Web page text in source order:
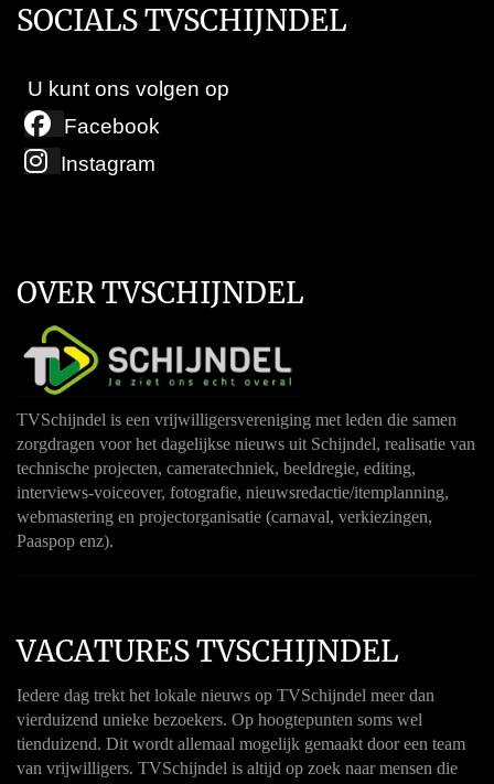
SOCIALS TVSCHIJNDEL
U kunt ons volgen op
Facebook
Instagram
OVER TVSCHIJNDEL
TVSchijndel is een vrijwilligersvereniging met leden die samen
zorgdragen voor het dagelijkse nieuws uit Schijndel, realisatie van
technische projecten, cameratechniek, beeldregie, editing,
interviews-voiceover, fotografie, nieuwsredactie/itemplanning,
webmastering en projectorganisatie (carnaval, verkiezingen,
Paaspop enz).
VACATURES TVSCHIJNDEL
Iedere dag trekt het lokale nieuws op TVSchijndel meer dan
vierduizend unieke bezoekers. Op hoogtepunten soms wel
tienduizend. Dit wordt allemaal mogelijk gemaakt door een team
van vrijwilligers. TVSchijndel is altijd op zoek naar mensen die